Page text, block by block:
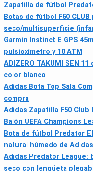
Zapatilla de fútbol
Botas de fútbol F50
seco/multisuperficie
Garmin Instinct E GPS
pulsioxímetro y 10 ATM
ADIZERO TAKUMI SEN
color blanco
Adidas Bota Top Sala
compra
Adidas Zapatilla F50
Balón UEFA Champions
Bota de fútbol Predator
natural húmedo de Adidas
Adidas Predator League:
seco con lengüeta